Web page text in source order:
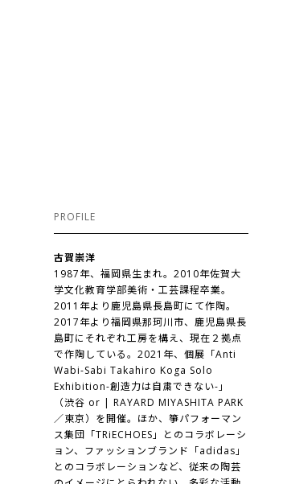
PROFILE
古賀崇洋
1987年、福岡県生まれ。2010年佐賀大
学文化教育学部美術・工芸課程卒業。
2011年より鹿児島県長島町にて作陶。
2017年より福岡県那珂川市、鹿児島県長
島町にそれぞれ工房を構え、現在２拠点
で作陶している。2021年、個展「Anti
Wabi-Sabi Takahiro Koga Solo
Exhibition-創造力は自粛できない-」
（渋谷 or | RAYARD MIYASHITA PARK
／東京）を開催。ほか、箏パフォーマン
ス集団「TRiECHOES」とのコラボレーシ
ョン、ファッションブランド「adidas」
とのコラボレーションなど、従来の陶芸